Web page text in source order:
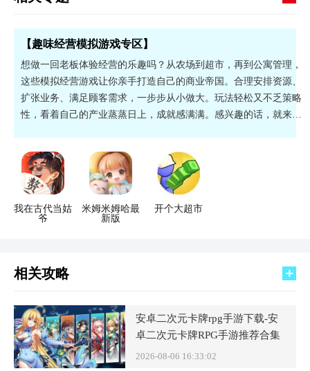
【趣味经营模拟游戏专区】
想做一回老板体验经营的乐趣吗？从农场到超市，再到公寓管理，
这些模拟经营游戏让你亲手打造自己的商业帝国。合理安排资源、
扩张业务、满足顾客需求，一步步从小做大。玩法轻松又不乏策略
性，看着自己的产业蒸蒸日上，成就感满满。感兴趣的话，就来下
我在古代当姑
爷
米姆米姆哈最
新版
开个大超市
相关攻略
安卓二次元卡牌rpg手游下载-安
卓二次元卡牌RPG手游推荐合集
2026-08-06 16:33:02